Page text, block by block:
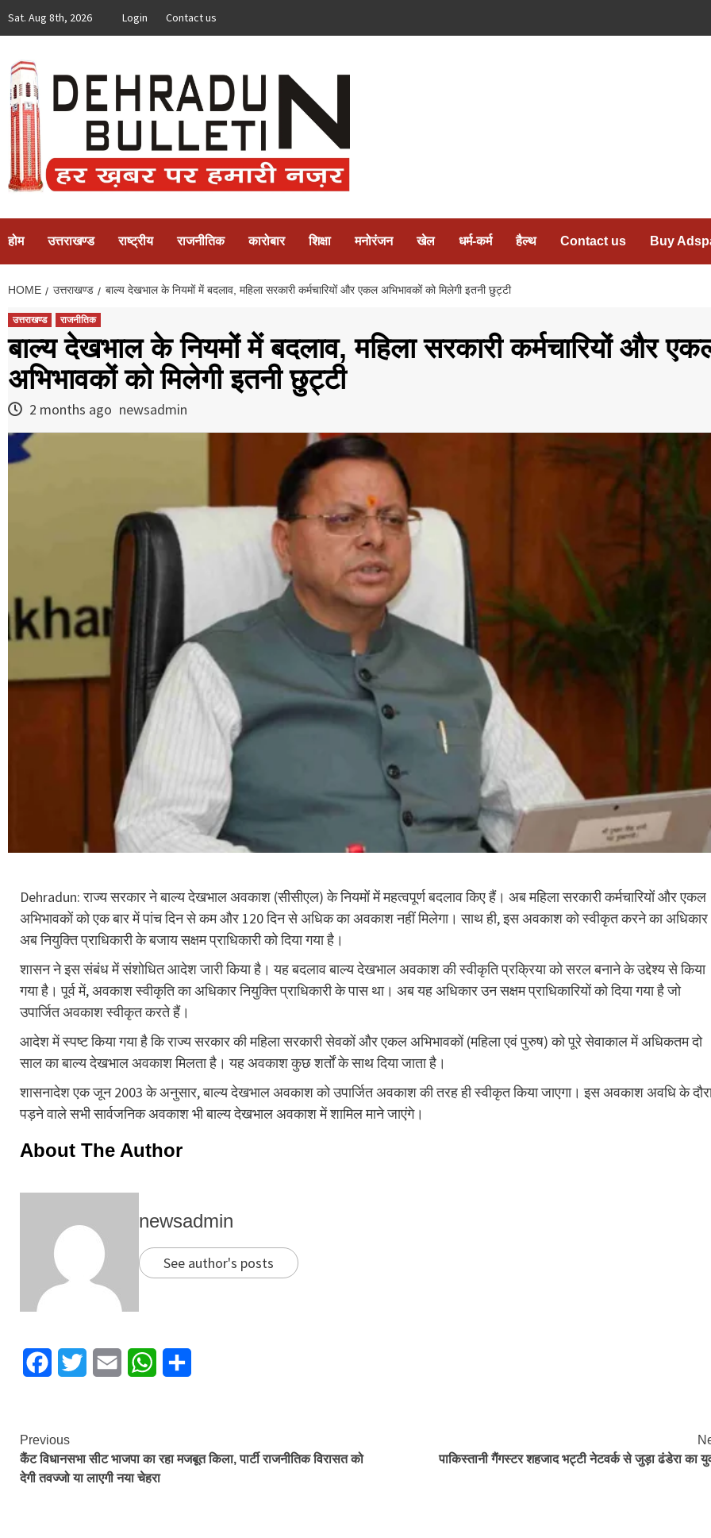
Sat. Aug 8th, 2026 Login Contact us
होम उत्तराखण्ड राष्ट्रीय राजनीतिक कारोबार शिक्षा मनोरंजन खेल धर्म-कर्म हैल्थ Contact us Buy
HOME उत्तराखण्ड बाल्य देखभाल के नियमों में बदलाव, महिला सरकारी कर्मचारियों और एकल अभिभावकों को मिलेगी इतनी छुट्टी
उत्तराखण्ड राजनीतिक
बाल्य देखभाल के नियमों में बदलाव, महिला सरकारी कर्मचारियों और
अभिभावकों को मिलेगी इतनी छुट्टी
2 months ago newsadmin
Dehradun: राज्य सरकार ने बाल्य देखभाल अवकाश (सीसीएल) के नियमों में महत्वपूर्ण बदलाव किए हैं। अब महिला सरकारी कर्मचारियों और एकल
अभिभावकों को एक बार में पांच दिन से कम और 120 दिन से अधिक का अवकाश नहीं मिलेगा। साथ ही, इस अवकाश को स्वीकृत करने का अधिकार
अब नियुक्ति प्राधिकारी के बजाय सक्षम प्राधिकारी को दिया गया है।
शासन ने इस संबंध में संशोधित आदेश जारी किया है। यह बदलाव बाल्य देखभाल अवकाश की स्वीकृति प्रक्रिया को सरल बनाने के उद्देश्य से किया
गया है। पूर्व में, अवकाश स्वीकृति का अधिकार नियुक्ति प्राधिकारी के पास था। अब यह अधिकार उन सक्षम प्राधिकारियों को दिया गया है जो
उपार्जित अवकाश स्वीकृत करते हैं।
आदेश में स्पष्ट किया गया है कि राज्य सरकार की महिला सरकारी सेवकों और एकल अभिभावकों (महिला एवं पुरुष) को पूरे सेवाकाल में अधिकतम दो
साल का बाल्य देखभाल अवकाश मिलता है। यह अवकाश कुछ शर्तों के साथ दिया जाता है।
शासनादेश एक जून 2003 के अनुसार, बाल्य देखभाल अवकाश को उपार्जित अवकाश की तरह ही स्वीकृत किया जाएगा। इस अवकाश अवधि के
पड़ने वाले सभी सार्वजनिक अवकाश भी बाल्य देखभाल अवकाश में शामिल माने जाएंगे।
About The Author
newsadmin
See author's posts
FacebookTwitter Email WhatsApp
Continue
Reading
Previous
कैंट विधानसभा सीट भाजपा का रहा मजबूत किला, पार्टी राजनीतिक विरासत को
देगी तवज्जो या लाएगी नया चेहरा
पाकिस्तानी गैंगस्टर शहजाद भट्टी नेटवर्क से जुड़ा ढंडेरा का